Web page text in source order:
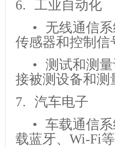
6. 工业自动化
• 无线通信系
传感器和控制信
• 测试和测量
接被测设备和测
7. 汽车电子
• 车载通信系
载蓝牙、Wi-Fi等